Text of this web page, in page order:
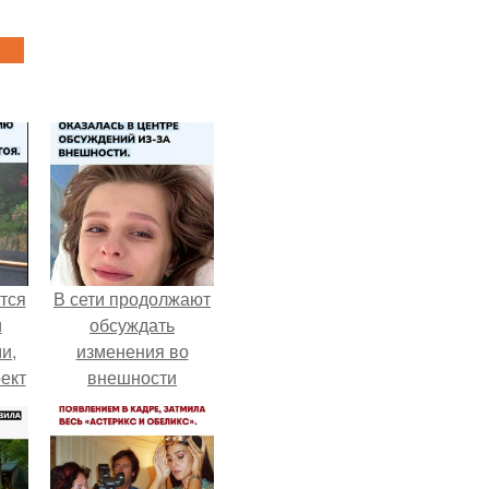
В сети продолжают
обсуждать
изменения во
внешности
актрисы.